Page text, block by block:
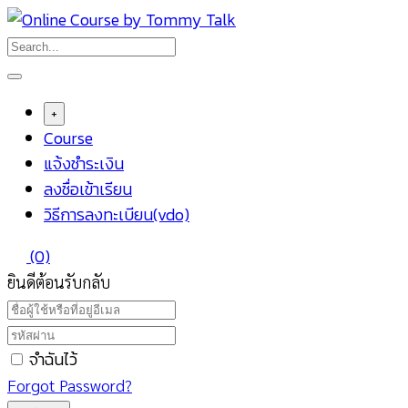
Skip
to
content
+
Course
แจ้งชำระเงิน
ลงชื่อเข้าเรียน
วิธีการลงทะเบียน(vdo)
(0)
ยินดีต้อนรับกลับ
จำฉันไว้
Forgot Password?